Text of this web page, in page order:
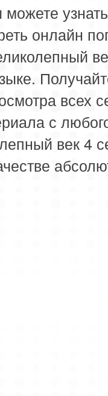
узнать
онлайн
всех
с
век 4